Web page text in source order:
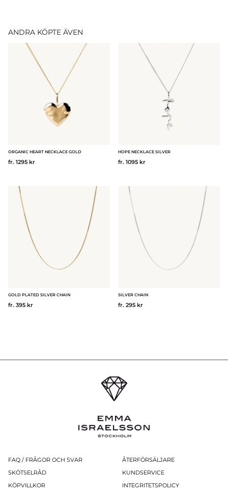
ANDRA KÖPTE ÄVEN
ORGANIC HEART NECKLACE GOLD
fr. 1295 kr
HOPE NECKLACE SILVER
fr. 1095 kr
GOLD PLATED SILVER CHAIN
fr. 395 kr
SILVER CHAIN
fr. 295 kr
FAQ / FRÅGOR OCH SVAR
SKÖTSELRÅD
KÖPVILLKOR
ÅTERFÖRSÄLJARE
KUNDSERVICE
INTEGRITETSPOLICY